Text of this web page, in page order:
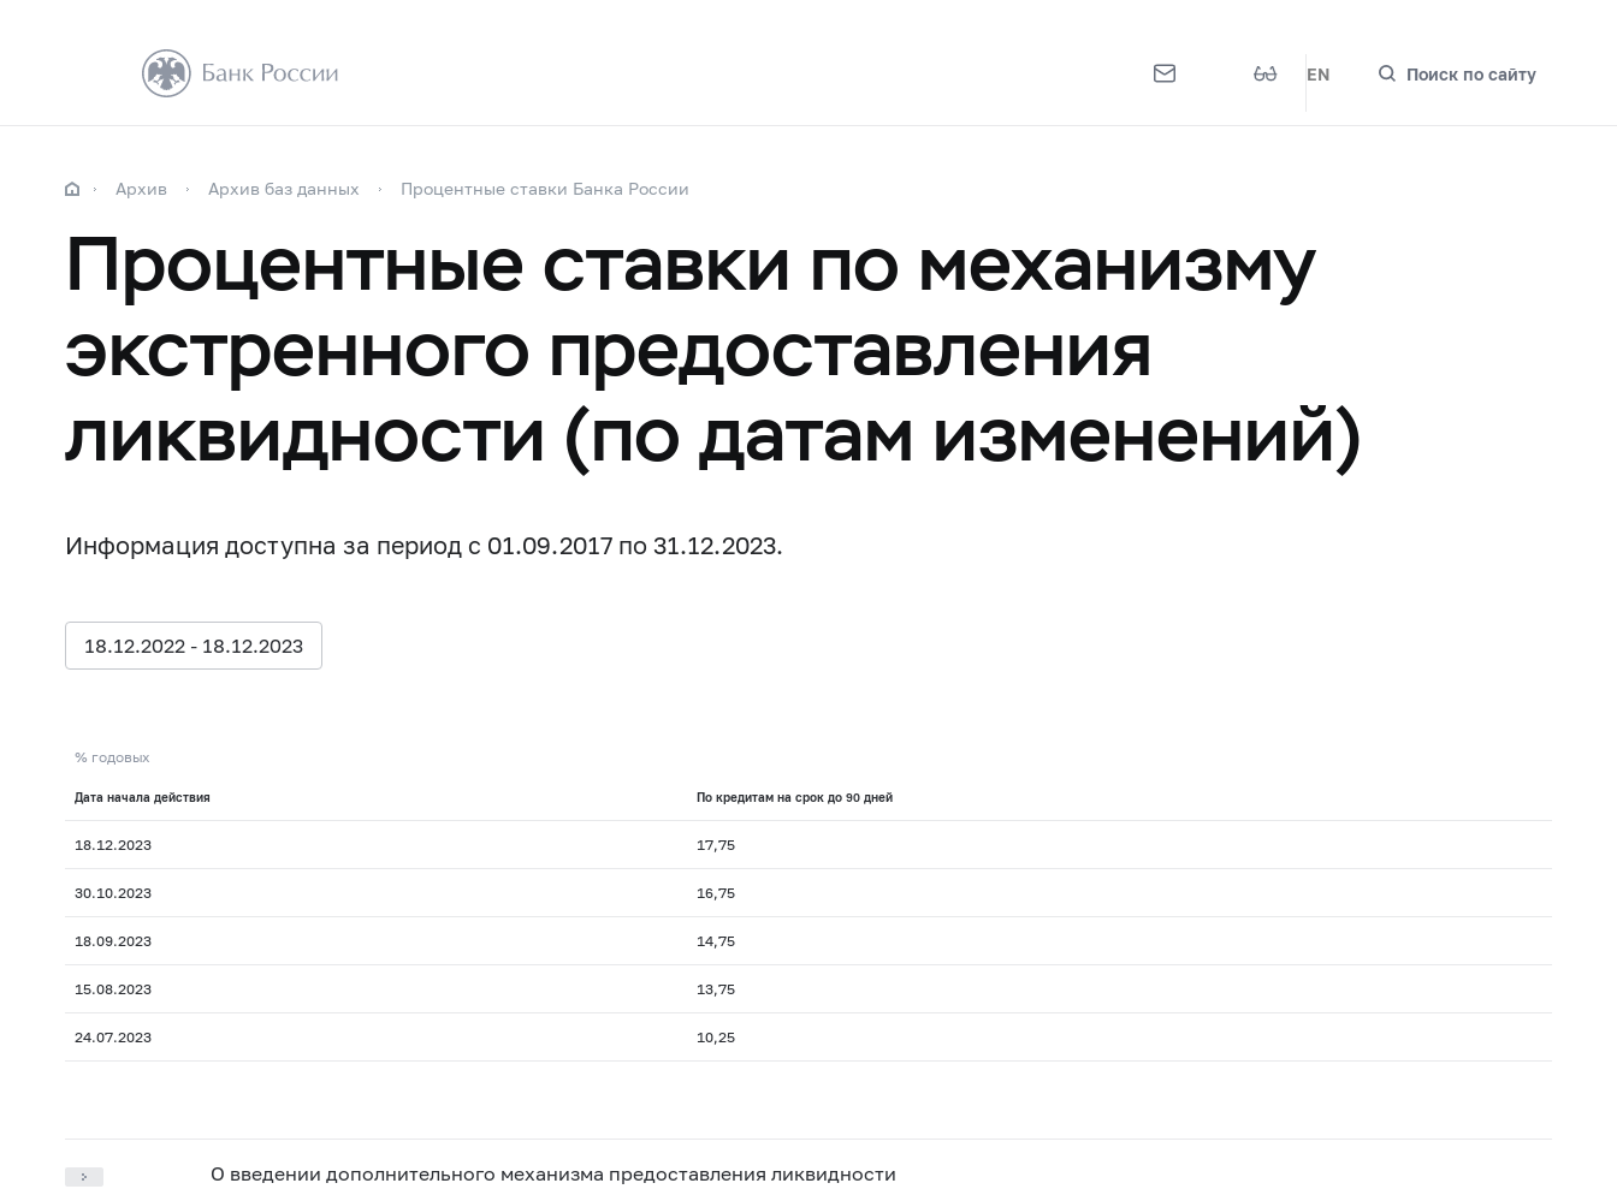
EN Поиск по сайту
Архив Архив баз данных Процентные ставки Банка России
Процентные ставки по механизму
экстренного предоставления
ликвидности (по датам изменений)
Информация доступна за период с 01.09.2017 по 31.12.2023.
18.12.2022 - 18.12.2023
% годовых
Дата начала действия По кредитам на срок до 90 дней
18.12.2023 17,75
30.10.2023 16,75
18.09.2023 14,75
15.08.2023 13,75
24.07.2023 10,25
О введении дополнительного механизма предоставления ликвидности